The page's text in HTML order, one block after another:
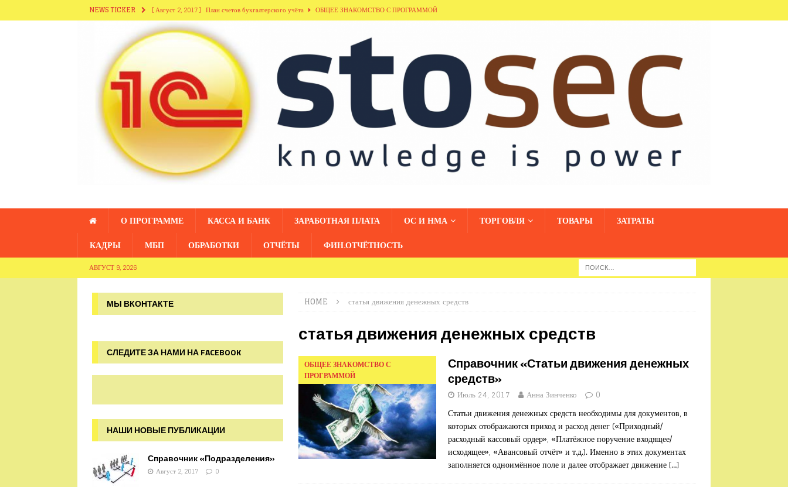
NEWS TICKER [ Август 2, 2017 ] План счетов бухгалтерского учёта
ОБЩЕЕ ЗНАКОМСТВО С ПРОГРАММОЙ
[ Август 2, 2017 ] Справочники раздела «Кадровый учёт»
Справочники из раздела «Денежные средства»
ОБЩЕЕ ЗНАКОМСТВО С ПРОГРАММОЙ
[ Июль 28, 2017 ]
Справочник «Сотрудники организаций»
ОБЩЕЕ ЗНАКОМСТВО С ПРОГРАММОЙ
[ Август 2, 2017 ] Справочник «Подразделения» ОБЩЕЕ ЗНАКОМСТВО С ПРОГРАММОЙ
О ПРОГРАММЕ КАССА И БАНК ЗАРАБОТНАЯ ПЛАТА ОС И НМА ТОРГОВЛЯ ТОВАРЫ
ЗАТРАТЫ
КАДРЫ
МБП ОБРАБОТКИ ОТЧЁТЫ ФИН.ОТЧЁТНОСТЬ
АВГУСТ 9, 2026
HOME статья движения денежных средств
статья движения денежных средств
ОБЩЕЕ ЗНАКОМСТВО С
ПРОГРАММОЙ
Справочник «Статьи движения денежных
средств»
Июль 24, 2017 Анна Зинченко 0
Статьи движения денежных средств необходимы для документов, в
которых отображаются приход и расход денег («Приходный/
расходный кассовый ордер», «Платёжное поручение входящее/
исходящее», «Авансовый отчёт» и т.д.). Именно в этих документах
заполняется одноимённое поле и далее отображает движение […]
МЫ ВКОНТАКТЕ
СЛЕДИТЕ ЗА НАМИ НА FACEBOOK
НАШИ НОВЫЕ ПУБЛИКАЦИИ
Справочник «Подразделения»
Август 2, 2017 0